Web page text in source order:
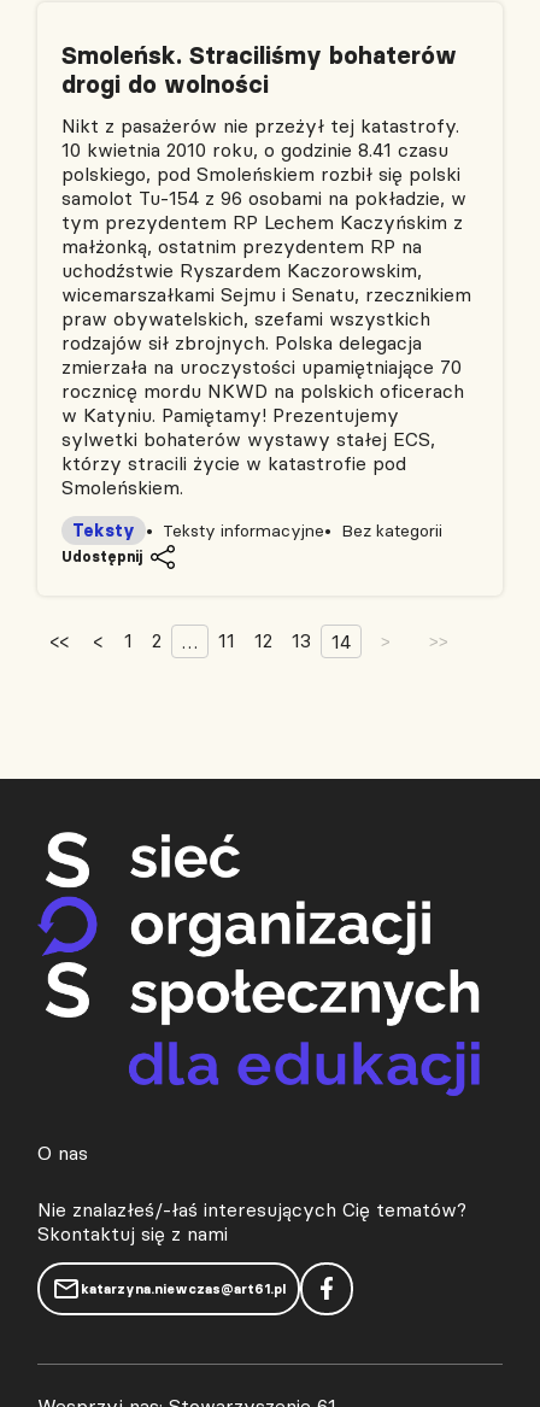
Smoleńsk. Straciliśmy bohaterów
drogi do wolności
Nikt z pasażerów nie przeżył tej katastrofy.
10 kwietnia 2010 roku, o godzinie 8.41 czasu
polskiego, pod Smoleńskiem rozbił się polski
samolot Tu-154 z 96 osobami na pokładzie, w
tym prezydentem RP Lechem Kaczyńskim z
małżonką, ostatnim prezydentem RP na
uchodźstwie Ryszardem Kaczorowskim,
wicemarszałkami Sejmu i Senatu, rzecznikiem
praw obywatelskich, szefami wszystkich
rodzajów sił zbrojnych. Polska delegacja
zmierzała na uroczystości upamiętniające 70
rocznicę mordu NKWD na polskich oficerach
w Katyniu. Pamiętamy! Prezentujemy
sylwetki bohaterów wystawy stałej ECS,
którzy stracili życie w katastrofie pod
Smoleńskiem.
Teksty informacyjne
Teksty Bez kategorii
Udostępnij
<< < 1 2 … 11 12 13 14 > >>
O nas
Nie znalazłeś/-łaś interesujących Cię tematów?
Skontaktuj się z nami
katarzyna.niewczas@art61.pl